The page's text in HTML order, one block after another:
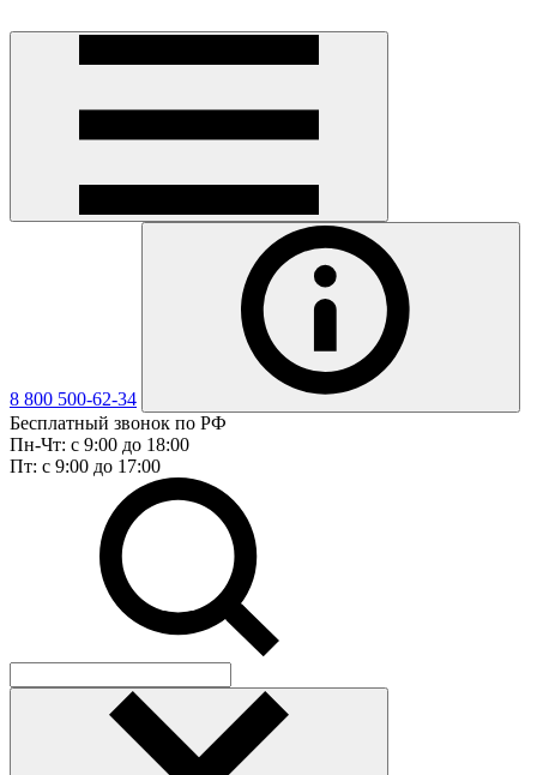
8 800 500-62-34
Бесплатный звонок по РФ
Пн-Чт: с 9:00 до 18:00
Пт: с 9:00 до 17:00